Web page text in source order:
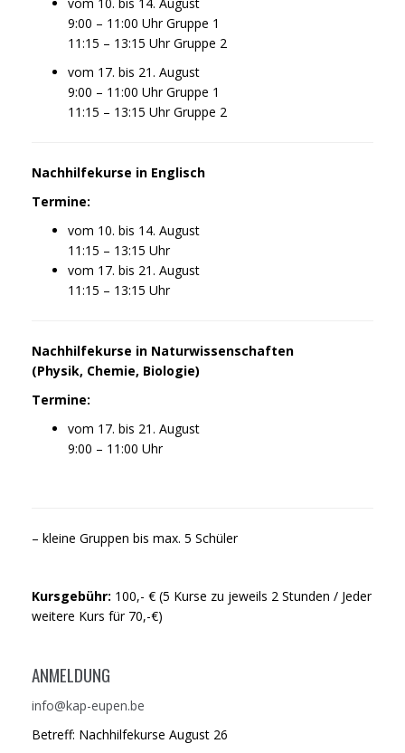
9:00 – 11:00 Uhr Gruppe 1
11:15 – 13:15 Uhr Gruppe 2
vom 17. bis 21. August
9:00 – 11:00 Uhr Gruppe 1
11:15 – 13:15 Uhr Gruppe 2
Nachhilfekurse in Englisch
Termine:
vom 10. bis 14. August
11:15 – 13:15 Uhr
vom 17. bis 21. August
11:15 – 13:15 Uhr
Nachhilfekurse in Naturwissenschaften
(Physik, Chemie, Biologie)
Termine:
vom 17. bis 21. August
9:00 – 11:00 Uhr
– kleine Gruppen bis max. 5 Schüler
Kursgebühr: 100,- € (5 Kurse zu jeweils 2 Stunden / Jeder
weitere Kurs für 70,-€)
ANMELDUNG
info@kap-eupen.be
Betreff: Nachhilfekurse August 26